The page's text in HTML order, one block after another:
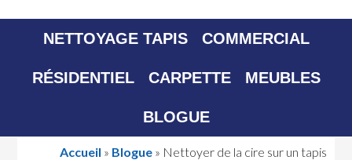
NETTOYAGE TAPIS COMMERCIAL
RÉSIDENTIEL CARPETTE MEUBLES
BLOGUE
Accueil » Blogue» Nettoyer de la cire sur un tapis